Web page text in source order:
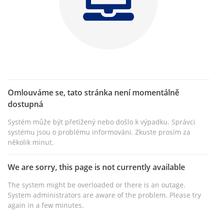
Omlouváme se, tato stránka není momentálně
dostupná
Systém může být přetížený nebo došlo k výpadku. Správci
systému jsou o problému informováni. Zkuste prosím za
několik minut.
We are sorry, this page is not currently available
The system might be overloaded or there is an outage.
System administrators are aware of the problem. Please try
again in a few minutes.